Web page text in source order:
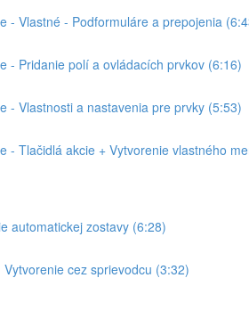
- Vlastné - Podformuláre a prepojenia
- Pridanie polí a ovládacích prvkov (6:16)
- Vlastnosti a nastavenia pre prvky (5:53)
- Tlačidlá akcie + Vytvorenie vlastného
automatickej zostavy (6:28)
cez sprievodcu (3:32)